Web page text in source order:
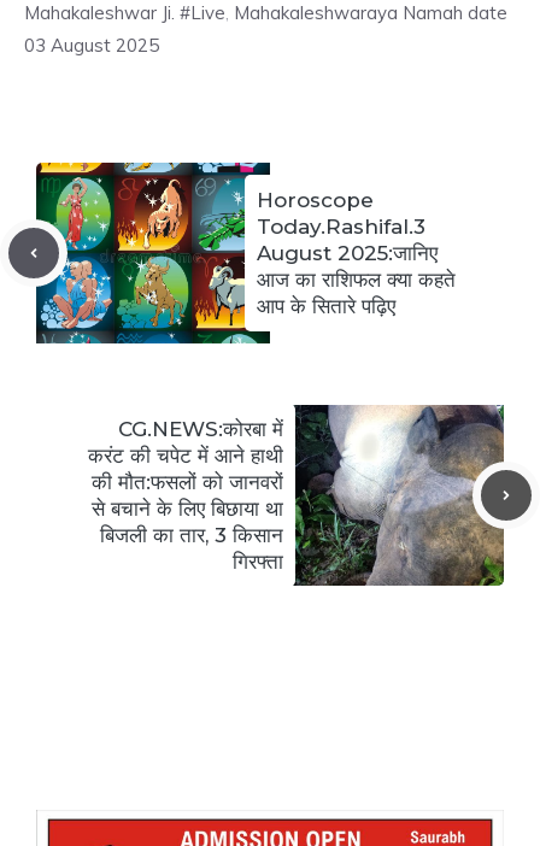
Mahakaleshwar Ji. #Live, Mahakaleshwaraya Namah date
03 August 2025
Horoscope
Today.Rashifal.3
August 2025:जानिए
आज का राशिफल क्या कहते
आप के सितारे पढ़िए
CG.NEWS:कोरबा में
करंट की चपेट में आने हाथी
की मौत:फसलों को जानवरों
से बचाने के लिए बिछाया था
बिजली का तार, 3 किसान
गिरफ्ता